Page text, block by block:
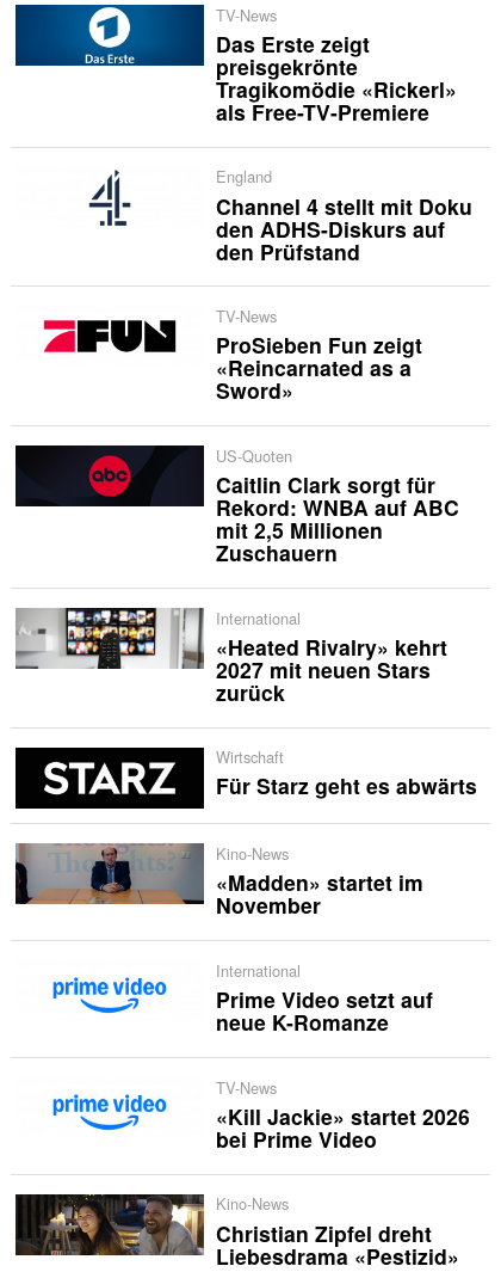
TV-News
Das Erste zeigt
preisgekrönte
Tragikomödie «Rickerl»
als Free-TV-Premiere
England
Channel 4 stellt mit Doku
den ADHS-Diskurs auf
den Prüfstand
TV-News
ProSieben Fun zeigt
«Reincarnated as a
Sword»
US-Quoten
Caitlin Clark sorgt für
Rekord: WNBA auf ABC
mit 2,5 Millionen
Zuschauern
International
«Heated Rivalry» kehrt
2027 mit neuen Stars
zurück
Wirtschaft
Für Starz geht es abwärts
Kino-News
«Madden» startet im
November
International
Prime Video setzt auf
neue K-Romanze
TV-News
«Kill Jackie» startet 2026
bei Prime Video
Kino-News
Christian Zipfel dreht
Liebesdrama «Pestizid»